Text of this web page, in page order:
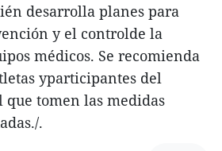
desarrolla planes para
y el controlde la
médicos. Se recomienda
yparticipantes del
tomen las medidas
.